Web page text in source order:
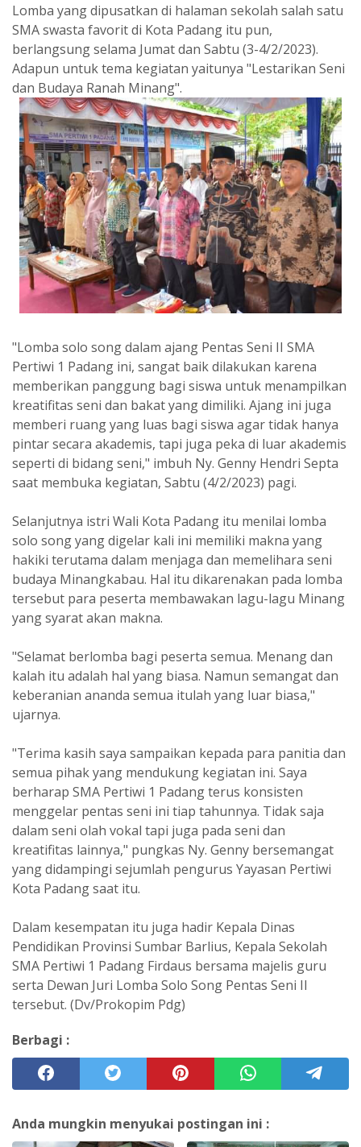
Lomba yang dipusatkan di halaman sekolah salah satu
SMA swasta favorit di Kota Padang itu pun,
berlangsung selama Jumat dan Sabtu (3-4/2/2023).
Adapun untuk tema kegiatan yaitunya "Lestarikan Seni
dan Budaya Ranah Minang".
"Lomba solo song dalam ajang Pentas Seni II SMA
Pertiwi 1 Padang ini, sangat baik dilakukan karena
memberikan panggung bagi siswa untuk menampilkan
kreatifitas seni dan bakat yang dimiliki. Ajang ini juga
memberi ruang yang luas bagi siswa agar tidak hanya
pintar secara akademis, tapi juga peka di luar akademis
seperti di bidang seni," imbuh Ny. Genny Hendri Septa
saat membuka kegiatan, Sabtu (4/2/2023) pagi.
Selanjutnya istri Wali Kota Padang itu menilai lomba
solo song yang digelar kali ini memiliki makna yang
hakiki terutama dalam menjaga dan memelihara seni
budaya Minangkabau. Hal itu dikarenakan pada lomba
tersebut para peserta membawakan lagu-lagu Minang
yang syarat akan makna.
"Selamat berlomba bagi peserta semua. Menang dan
kalah itu adalah hal yang biasa. Namun semangat dan
keberanian ananda semua itulah yang luar biasa,"
ujarnya.
"Terima kasih saya sampaikan kepada para panitia dan
semua pihak yang mendukung kegiatan ini. Saya
berharap SMA Pertiwi 1 Padang terus konsisten
menggelar pentas seni ini tiap tahunnya. Tidak saja
dalam seni olah vokal tapi juga pada seni dan
kreatifitas lainnya," pungkas Ny. Genny bersemangat
yang didampingi sejumlah pengurus Yayasan Pertiwi
Kota Padang saat itu.
Dalam kesempatan itu juga hadir Kepala Dinas
Pendidikan Provinsi Sumbar Barlius, Kepala Sekolah
SMA Pertiwi 1 Padang Firdaus bersama majelis guru
serta Dewan Juri Lomba Solo Song Pentas Seni II
tersebut. (Dv/Prokopim Pdg)
Berbagi :
Anda mungkin menyukai postingan ini :